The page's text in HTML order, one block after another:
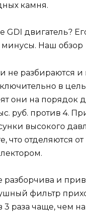
камня.
не разбираются и
в
они на порядок
руб. против 4.
высокого
что отделяются от
разборчива и
фильтр
3 раза чаще, чем на